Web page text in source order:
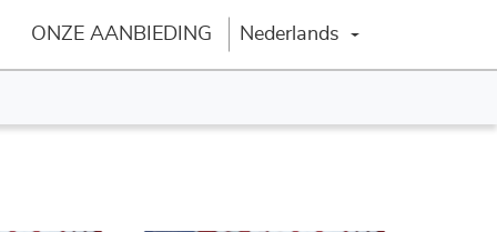
ONZE AANBIEDING Verander van taal
Nederlands